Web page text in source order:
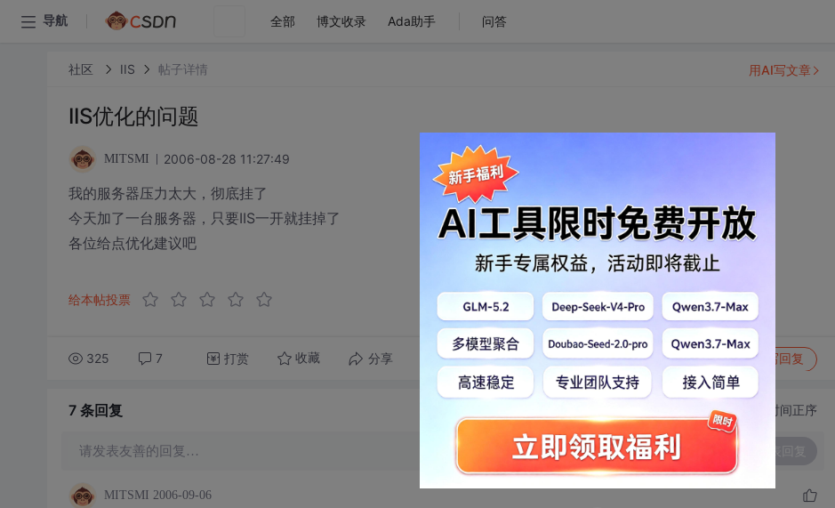
导航 全部 博文收录 Ada助手 问答
社区 IIS 帖子详情
IIS优化的问题
MITSMI 2006-08-28 11:27:49
我的服务器压力太大，彻底挂了
今天加了一台服务器，只要IIS一开就挂掉了
各位给点优化建议吧
给本帖投票
325 7 打赏 收藏 分享 转发到动态 举报 写回复
用AI写文章
7 条回复 切换为时间正序
请发表友善的回复…
MITSMI 2006-09-06